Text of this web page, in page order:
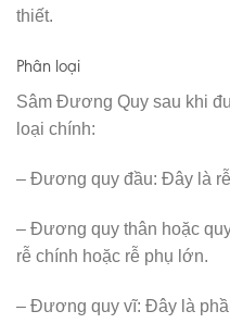
thiết.
Phân loại
Sâm Đương Quy sau khi
loại chính:
– Đương quy đầu: Đây là
– Đương quy thân hoặc
rễ chính hoặc rễ phụ lớn.
– Đương quy vĩ: Đây là